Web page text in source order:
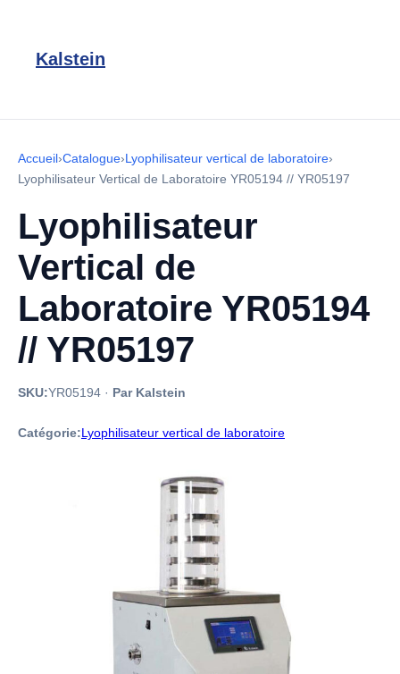
Kalstein
Accueil›Catalogue›Lyophilisateur vertical de laboratoire›
Lyophilisateur Vertical de Laboratoire YR05194 // YR05197
Lyophilisateur
Vertical de
Laboratoire YR05194
// YR05197
SKU:YR05194 · Par Kalstein
Catégorie:Lyophilisateur vertical de laboratoire